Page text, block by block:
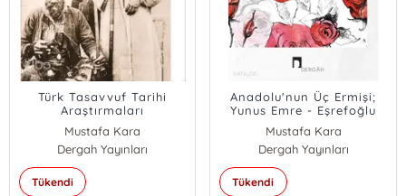
Türk Tasavvuf Tarihi
Araştırmaları
;Tarikatlar/Tekkeler/
Şeyhler
Mustafa Kara
Dergah Yayınları
Tükendi
Anadolu'nun Üç Ermişi;
Yunus Emre - Eşrefoğlu
Rumi - Niyazi-i Mısri
Mustafa Kara
Dergah Yayınları
Tükendi